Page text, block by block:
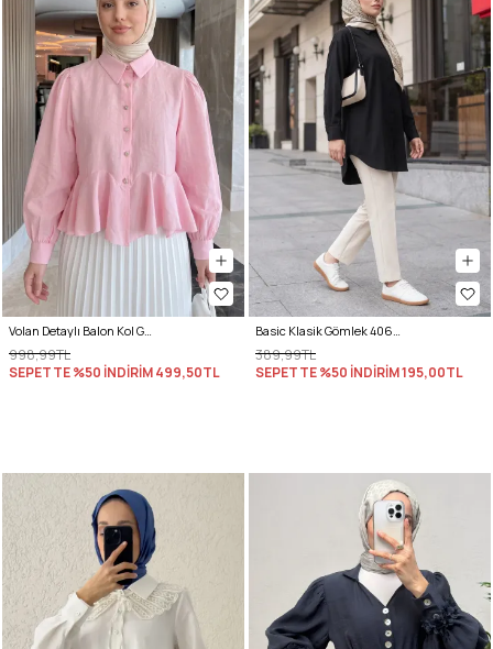
Volan Detaylı Balon Kol Gömlek Y0095 - PEMBE
998,99TL
SEPETTE %50 İNDİRİM499,50TL
Basic Klasik Gömlek 4062 - SİYAH
389,99TL
SEPETTE %50 İNDİRİM195,00TL